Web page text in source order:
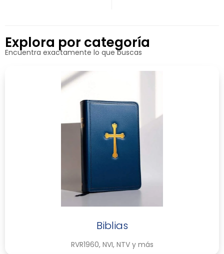
Explora por categoría
Encuentra exactamente lo que buscas
Biblias
RVR1960, NVI, NTV y más